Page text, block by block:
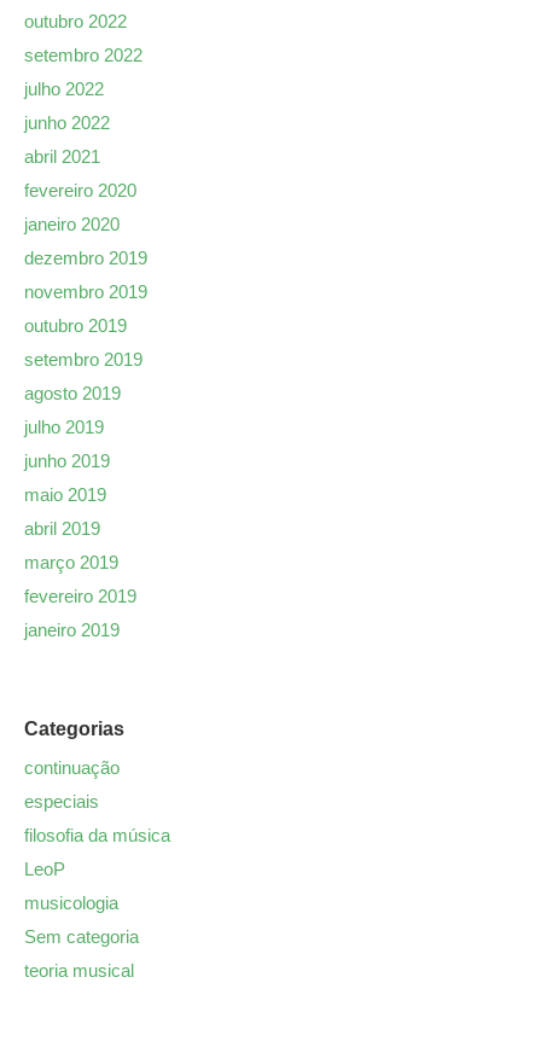
outubro 2022
setembro 2022
julho 2022
junho 2022
abril 2021
fevereiro 2020
janeiro 2020
dezembro 2019
novembro 2019
outubro 2019
setembro 2019
agosto 2019
julho 2019
junho 2019
maio 2019
abril 2019
março 2019
fevereiro 2019
janeiro 2019
Categorias
continuação
especiais
filosofia da música
LeoP
musicologia
Sem categoria
teoria musical